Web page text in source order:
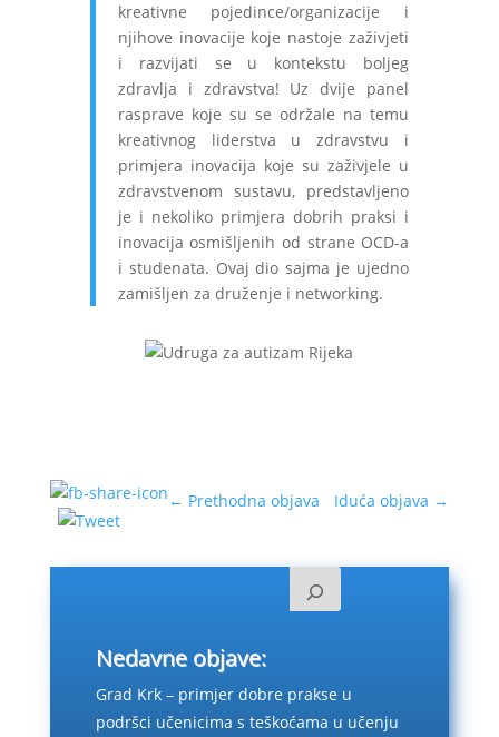
kreativne pojedince/organizacije i
njihove inovacije koje nastoje zaživjeti
i razvijati se u kontekstu boljeg
zdravlja i zdravstva! Uz dvije panel
rasprave koje su se održale na temu
kreativnog liderstva u zdravstvu i
primjera inovacija koje su zaživjele u
zdravstvenom sustavu, predstavljeno
je i nekoliko primjera dobrih praksi i
inovacija osmišljenih od strane OCD-a
i studenata. Ovaj dio sajma je ujedno
zamišljen za druženje i networking.
← Prethodna objava Iduća objava →
Nedavne objave:
Grad Krk – primjer dobre prakse u
podršci učenicima s teškoćama u učenju